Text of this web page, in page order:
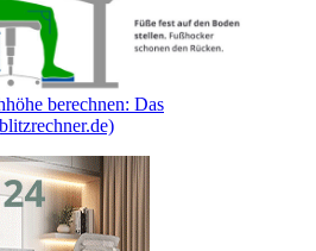
berechnen: Das